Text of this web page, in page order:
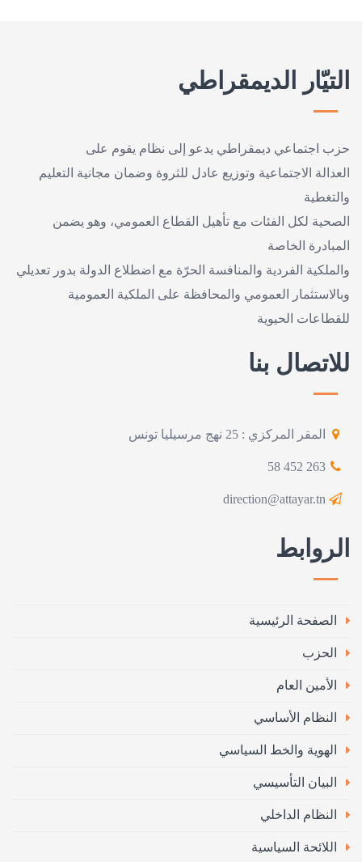
التيّار الديمقراطي
حزب اجتماعي ديمقراطي يدعو إلى نظام يقوم على
العدالة الاجتماعية وتوزيع عادل للثروة وضمان مجانية التعليم
والتغطية
الصحية لكل الفئات مع تأهيل القطاع العمومي، وهو يضمن
المبادرة الخاصة
والملكية الفردية والمنافسة الحرّة مع اضطلاع الدولة بدور تعديلي
وبالاستثمار العمومي والمحافظة على الملكية العمومية
للقطاعات الحيوية
للاتصال بنا
المقر المركزي : 25 نهج مرسيليا تونس
263 452 58
direction@attayar.tn
الروابط
الصفحة الرئيسية
الحزب
الأمين العام
النظام الأساسي
الهوية والخط السياسي
البيان التأسيسي
النظام الداخلي
اللائحة السياسية